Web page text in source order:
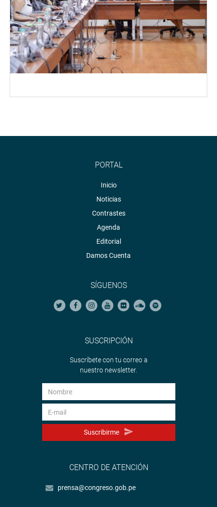
PORTAL
Inicio
Noticias
Contrastes
Agenda
Editorial
Damos Cuenta
SÍGUENOS
SUSCRIPCIÓN
Suscríbete con tu correo a
nuestro newsletter.
Suscribirme
CENTRO DE ATENCIÓN
prensa@congreso.gob.pe